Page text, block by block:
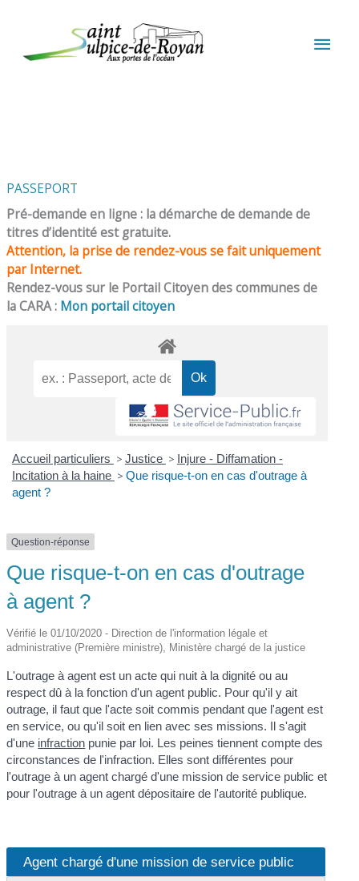
PASSEPORT
Pré-demande en ligne : la démarche de demande de
titres d’identité est gratuite.
Attention, la prise de rendez-vous se fait uniquement
par Internet.
Rendez-vous sur le Portail Citoyen des communes de
la CARA : Mon portail citoyen
Accueil particuliers > Justice > Injure - Diffamation -
Incitation à la haine > Que risque-t-on en cas d'outrage à
agent ?
Question-réponse
Que risque-t-on en cas d'outrage
à agent ?
Vérifié le 01/10/2020 - Direction de l'information légale et
administrative (Première ministre), Ministère chargé de la justice
L'outrage à agent est un acte qui nuit à la dignité ou au
respect dû à la fonction d'un agent public. Pour qu'il y ait
outrage, il faut que l'acte soit commis pendant que l'agent est
en service, ou qu'il soit en lien avec ses missions. Il s'agit
d'une infraction punie par loi. Les peines tiennent compte des
circonstances de l'infraction. Elles sont différentes pour
l'outrage à un agent chargé d'une mission de service public et
pour l'outrage à un agent dépositaire de l'autorité publique.
Agent chargé d'une mission de service public